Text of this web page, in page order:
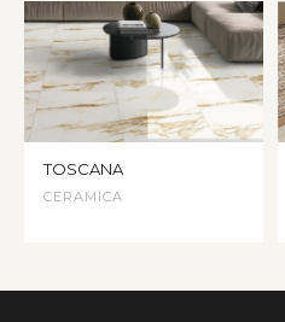
TOSCANA
CERAMICA